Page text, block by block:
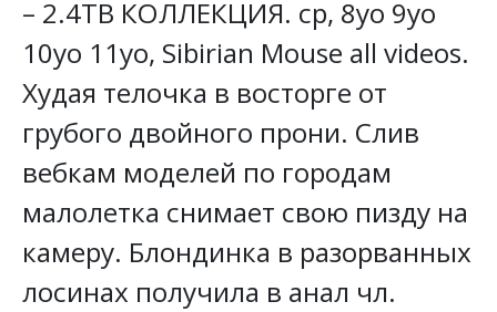
– 2.4TB КОЛЛЕКЦИЯ. cp, 8yo 9yo
10yo 11yo, Sibirian Mouse all videos.
Худая телочка в восторге от
грубого двойного прони. Слив
вебкам моделей по городам
малолетка снимает свою пизду на
камеру. Блондинка в разорванных
лосинах получила в анал чл.